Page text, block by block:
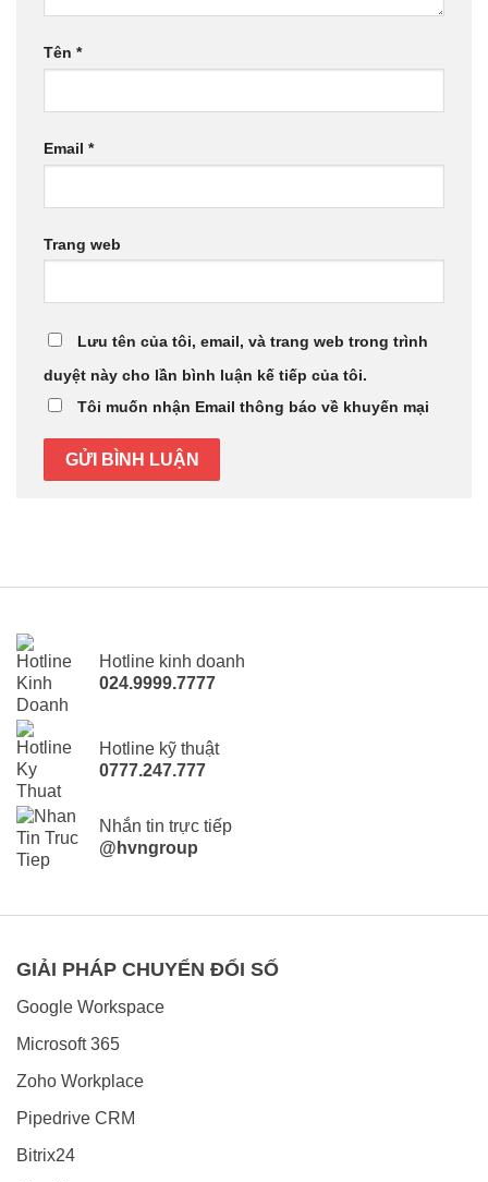
Tên *
Email *
Trang web
Lưu tên của tôi, email, và trang web trong trình
duyệt này cho lần bình luận kế tiếp của tôi.
Tôi muốn nhận Email thông báo về khuyến mại
Hotline kinh doanh
024.9999.7777
Hotline kỹ thuật
0777.247.777
Nhắn tin trực tiếp
@hvngroup
GIẢI PHÁP CHUYỂN ĐỔI SỐ
Google Workspace
Microsoft 365
Zoho Workplace
Pipedrive CRM
Bitrix24